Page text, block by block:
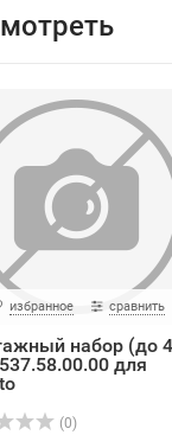
избранное сравнить
набор (до 4
для
(0)